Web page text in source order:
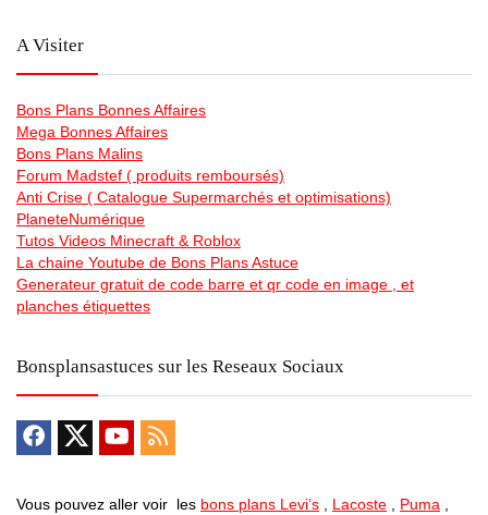
A Visiter
Bons Plans Bonnes Affaires
Mega Bonnes Affaires
Bons Plans Malins
Forum Madstef ( produits remboursés)
Anti Crise ( Catalogue Supermarchés et optimisations)
PlaneteNumérique
Tutos Videos Minecraft & Roblox
La chaine Youtube de Bons Plans Astuce
Generateur gratuit de code barre et qr code en image , et
planches étiquettes
Bonsplansastuces sur les Reseaux Sociaux
Vous pouvez aller voir les bons plans Levi’s , Lacoste , Puma ,